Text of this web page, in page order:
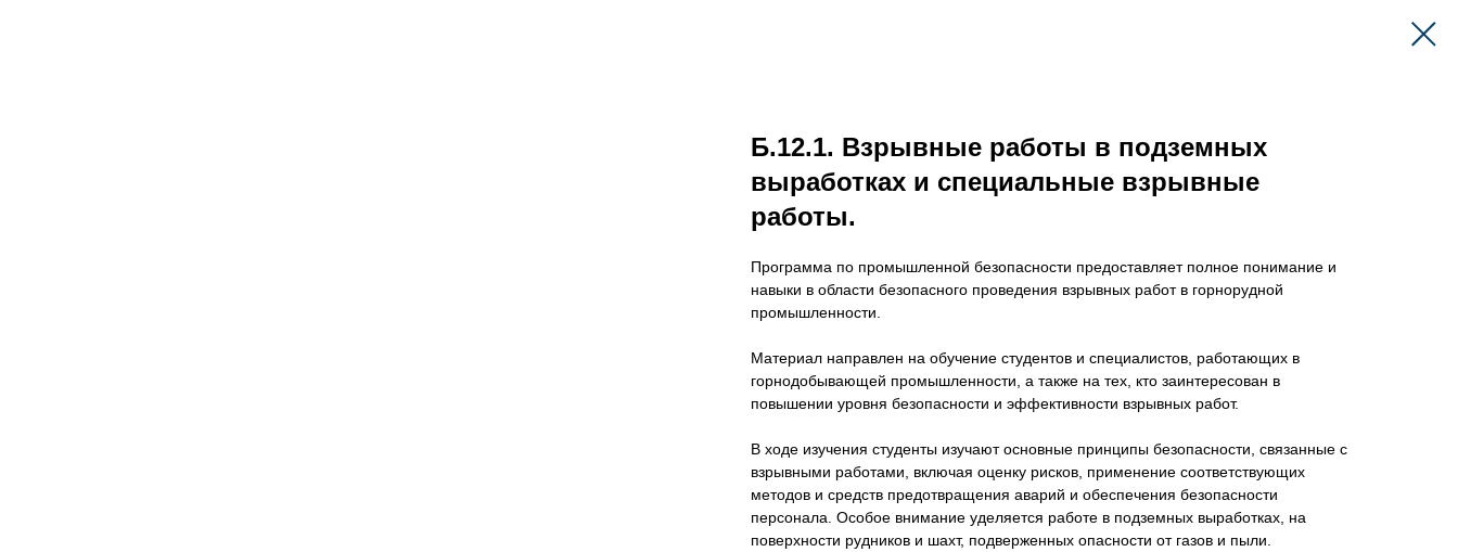
Б.12.1. Взрывные работы в подземных
выработках и специальные взрывные
работы.
Программа по промышленной безопасности предоставляет полное понимание и
навыки в области безопасного проведения взрывных работ в горнорудной
промышленности.
Материал направлен на обучение студентов и специалистов, работающих в
горнодобывающей промышленности, а также на тех, кто заинтересован в
повышении уровня безопасности и эффективности взрывных работ.
В ходе изучения студенты изучают основные принципы безопасности, связанные с
взрывными работами, включая оценку рисков, применение соответствующих
методов и средств предотвращения аварий и обеспечения безопасности
персонала. Особое внимание уделяется работе в подземных выработках, на
поверхности рудников и шахт, подверженных опасности от газов и пыли.